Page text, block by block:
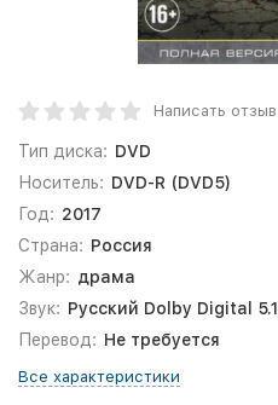
Написать отзыв
Тип диска: DVD
Носитель: DVD-R (DVD5)
Год: 2017
Страна: Россия
Жанр: драма
Звук: Русский Dolby Digital 5.1
Перевод: Не требуется
Все характеристики